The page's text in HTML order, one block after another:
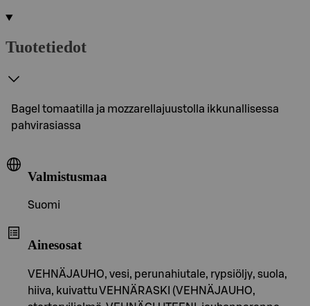
Tuotetiedot
Bagel tomaatilla ja mozzarellajuustolla ikkunallisessa
pahvirasiassa
Valmistusmaa
Suomi
Ainesosat
VEHNÄJAUHO, vesi, perunahiutale, rypsiöljy, suola,
hiiva, kuivattu VEHNÄRASKI (VEHNÄJAUHO,